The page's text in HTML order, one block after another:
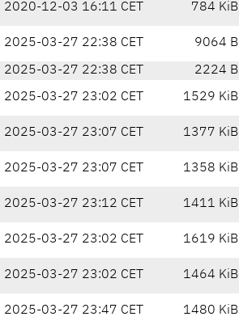
2020-12-03 16:11 CET 784 KiB
2025-03-27 22:38 CET 9064 B
2025-03-27 22:38 CET
2224 B
2025-03-27 23:02 CET 1529 KiB
2025-03-27 23:07 CET 1377 KiB
2025-03-27 23:07 CET 1358 KiB
2025-03-27 23:12 CET 1411 KiB
2025-03-27 23:02 CET 1619 KiB
2025-03-27 23:02 CET 1464 KiB
2025-03-27 23:47 CET 1480 KiB